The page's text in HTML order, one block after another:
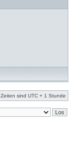
sind UTC + 1 Stunde